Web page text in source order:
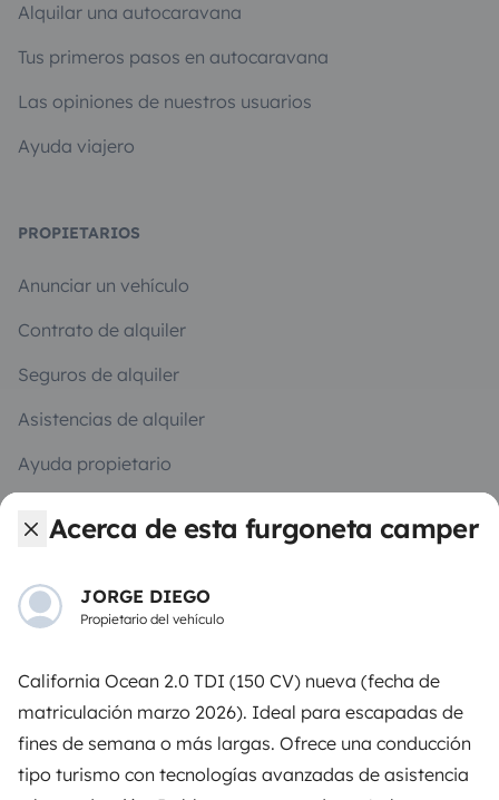
Acerca de esta furgoneta camper
JORGE DIEGO
Propietario del vehículo
California Ocean 2.0 TDI (150 CV) nueva (fecha de
matriculación marzo 2026). Ideal para escapadas de
fines de semana o más largas. Ofrece una conducción
tipo turismo con tecnologías avanzadas de asistencia
Alquilar una autocaravana
Tus primeros pasos en autocaravana
Las opiniones de nuestros usuarios
Ayuda viajero
PROPIETARIOS
Anunciar un vehículo
Contrato de alquiler
Seguros de alquiler
Asistencias de alquiler
Ayuda propietario
Medios de pago seguros
Descargar en
App Store
Disponible en
Google Play